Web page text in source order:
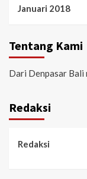
Januari 2018
Tentang Kami
Dari Denpasar Bali
Redaksi
Redaksi